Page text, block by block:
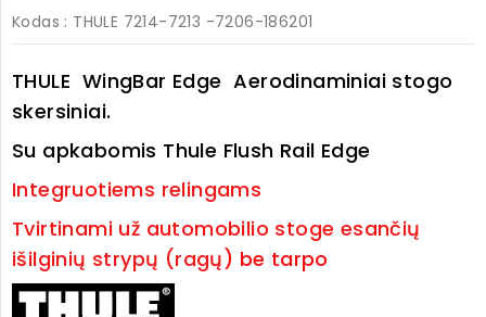
Kodas : THULE 7214-7213 -7206-186201
THULE WingBar Edge Aerodinaminiai stogo
skersiniai.
Su apkabomis Thule Flush Rail Edge
Integruotiems relingams
Tvirtinami už automobilio stoge esančių
išilginių strypų (ragų) be tarpo